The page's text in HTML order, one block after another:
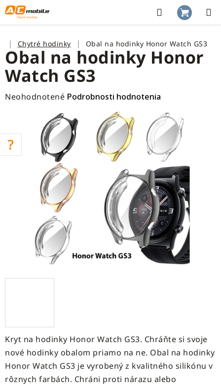
Prejsť
na
obsah
Hľadať
KOŠÍK
DomovChytré hodinky Obal na hodinky Honor Watch GS3
Kryt na hodinky Honor Watch GS3. Chráňte si svoje
nové hodinky obalom priamo na ne. Obal na hodinky
Honor Watch GS3 je vyrobený z kvalitného silikónu v
rôznych farbách. Chráni proti nárazu alebo
Obal na hodinky Honor
Watch GS3
Priemerné
je
0,0
hviezdičiek.
Neohodnotené Podrobnosti hodnotenia